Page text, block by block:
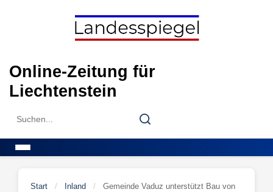
Online-Zeitung für
Liechtenstein
Search
Search
Start / Inland /
Gemeinde Vaduz unterstützt Bau von